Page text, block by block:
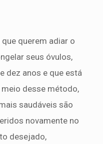
querem adiar o
seus óvulos,
dez anos e que está
desse método,
saudáveis são
novamente no
desejado,